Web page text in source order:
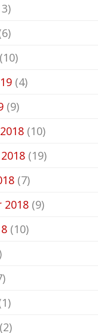
(10)
(4)
(9)
(10)
(19)
(7)
2018 (9)
(10)
(2)